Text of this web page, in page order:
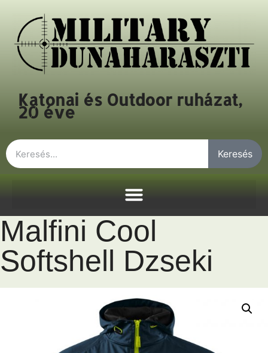
Katonai és Outdoor ruházat,
20 éve
Keresés
Malfini Cool
Softshell Dzseki